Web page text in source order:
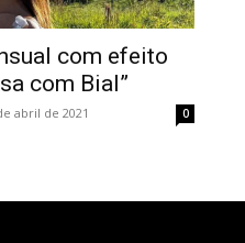
com efeito
com Bial”
abril de 2021 0